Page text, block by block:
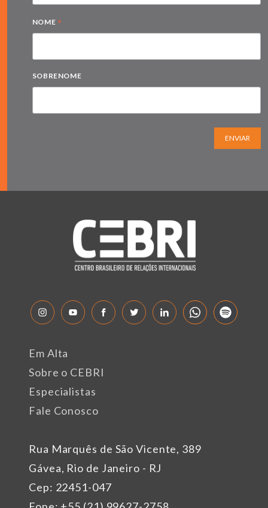
NOME *
SOBRENOME
ENVIAR
Rua Marquês de São Vicente, 389
Gávea, Rio de Janeiro - RJ
Cep: 22451-047
Em Alta
Sobre o CEBRI
Especialistas
Fale Conosco